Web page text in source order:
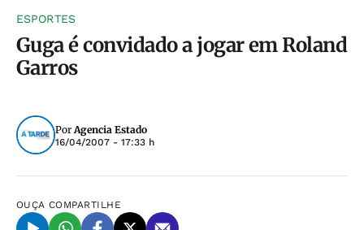
ESPORTES
Guga é convidado a jogar em Roland
Garros
PorAgencia Estado
16/04/2007 - 17:33 h
OUÇA COMPARTILHE